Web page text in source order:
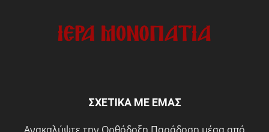
ΣΧΕΤΙΚΑ ΜΕ ΕΜΑΣ